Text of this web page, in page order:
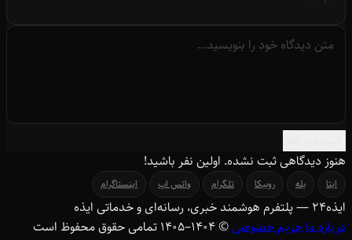
هنوز دیدگاهی ثبت نشده. اولین نفر باشید!
ایتا بله روبیکا تلگرام واتس اپ اینستاگرام
ایذه۲۴ — پلتفرم هوشمند خبری، رسانه‌ای و خدماتی ایذه
درباره ماحریم خصوصی© ۱۴۰۴–1405 تمامی حقوق محفوظ است